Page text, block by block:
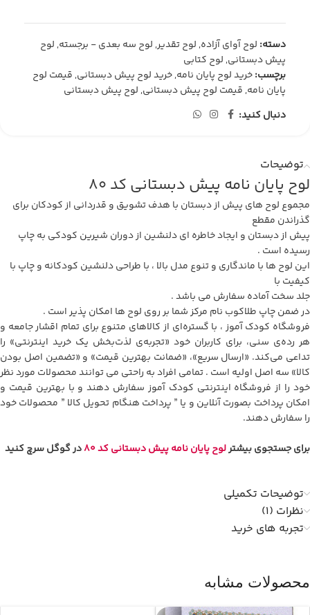
دسته: لوح آوای آزاده,لوح تقدیر,لوح سه بعدی - برجسته,لوح
پیش دبستانی,لوح کتابی
برچسب:خرید لوح پایان نامه,خرید لوح پیش دبستانی,قیمت لوح
پایان نامه,قیمت لوح پیش دبستانی,لوح پیش دبستانی
دنبال کنید:
توضیحات
لوح پایان نامه پیش دبستانی کد 80
مجموع لوح های پیش از دبستان با هدف تشویق و قدردانی از کودکان برای
گذراندن مقطع
پیش از دبستان و ایجاد خاطره ای دلنشین از دوران شیرین کودکی به چاپ
رسیده است .
این لوح ها با ماندگاری و تنوع مدل بالا ، با طراحی دلنشین کودکانه و چاپ با
کیفیت با
جلد سخت آماده سفارش می باشد .
در ضمن چاپ طلاکوب نام مرکز شما بر روی لوح ها امکان پذیر است .
فروشگاه کودک آموز ، با گستره‌ای از کالاهای متنوع برای تمام اقشار جامعه و
هر رده‌ی سنی، برای کاربران خود «تجربه‌ی لذت‌بخش یک خرید اینترنتی» را
تداعی می‌کند. «ارسال سریع»، «ضمانت بهترین قیمت» و «تضمین اصل بودن
کالا» سه اصل اولیه است . تمامی افراد به راحتی می توانند محصولات مورد نظر
خود را از فروشگاه اینترنتی کودک آموز سفارش دهند و با بهترین قیمت و
امکان پرداخت بصورت آنلاین و یا ” پرداخت هنگام تحویل کالا ” محصولات خود
را سفارش دهند.
برای جستجوی بیشترلوح پایان نامه پیش دبستانی کد 80 در گوگل سرچ کنید
توضیحات تکمیلی
نظرات (1)
تجربه های خرید
محصولات مشابه